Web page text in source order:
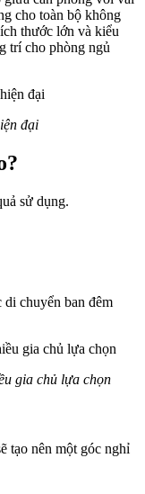
cho toàn bộ không
thước lớn và kiểu
trí cho phòng ngủ
đại
sử dụng.
di chuyển ban đêm
gia chủ lựa chọn
tạo nên một góc nghỉ